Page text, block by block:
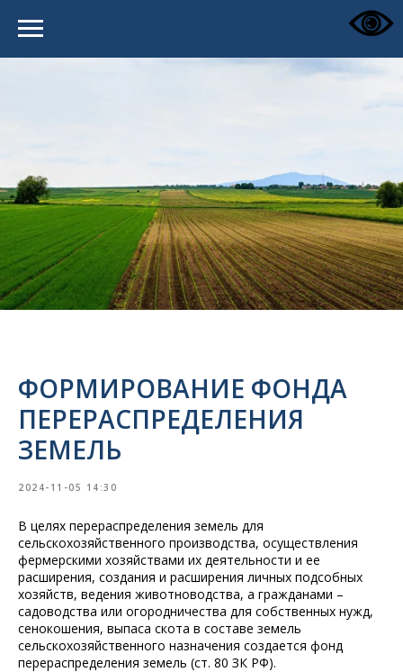
ФОРМИРОВАНИЕ ФОНДА
ПЕРЕРАСПРЕДЕЛЕНИЯ
ЗЕМЕЛЬ
2024-11-05 14:30
В целях перераспределения земель для
сельскохозяйственного производства, осуществления
фермерскими хозяйствами их деятельности и ее
расширения, создания и расширения личных подсобных
хозяйств, ведения животноводства, а гражданами –
садоводства или огородничества для собственных нужд,
сенокошения, выпаса скота в составе земель
сельскохозяйственного назначения создается фонд
перераспределения земель (ст. 80 ЗК РФ).